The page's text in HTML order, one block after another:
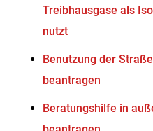
Treibhausgase als
nutzt
Benutzung der
beantragen
Beratungshilfe in